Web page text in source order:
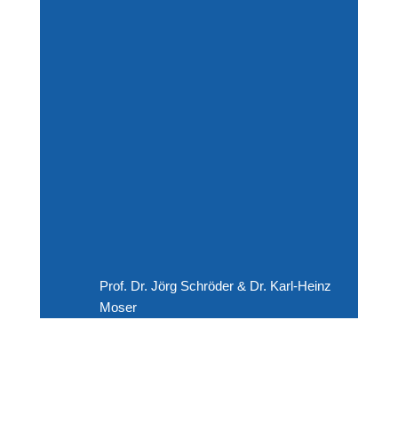
Prof. Dr. Jörg Schröder & Dr. Karl-Heinz
Moser